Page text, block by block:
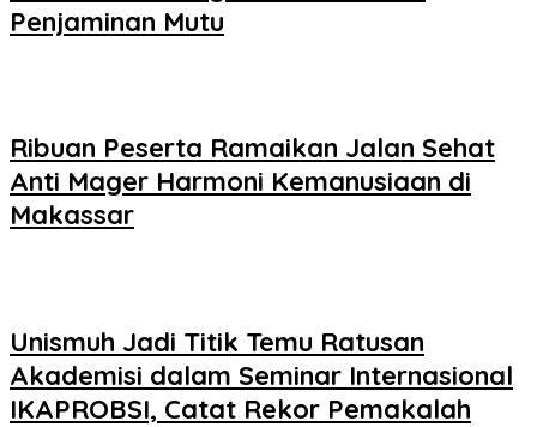
Penjaminan Mutu
Ribuan Peserta Ramaikan Jalan Sehat
Anti Mager Harmoni Kemanusiaan di
Makassar
Unismuh Jadi Titik Temu Ratusan
Akademisi dalam Seminar Internasional
IKAPROBSI, Catat Rekor Pemakalah